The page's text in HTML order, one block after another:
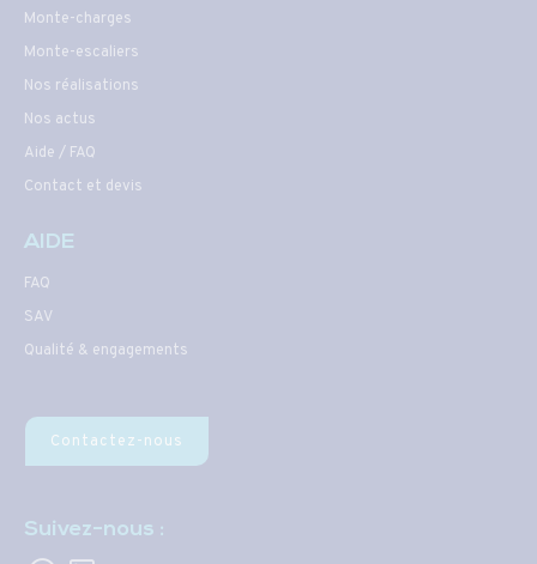
Monte-charges
Monte-escaliers
Nos réalisations
Nos actus
Aide / FAQ
Contact et devis
AIDE
FAQ
SAV
Qualité & engagements
Contactez-nous
Suivez-nous :